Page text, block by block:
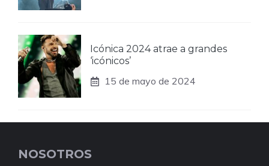
Icónica 2024 atrae a grandes
‘icónicos’
15 de mayo de 2024
NOSOTROS